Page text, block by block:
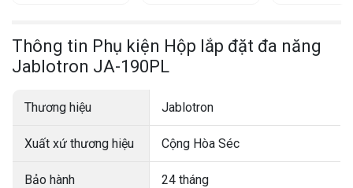
Thông tin Phụ kiện Hộp lắp đặt đa năng
Jablotron JA-190PL
Thương hiệu Jablotron
Xuất xứ thương hiệu Cộng Hòa Séc
Bảo hành 24 tháng